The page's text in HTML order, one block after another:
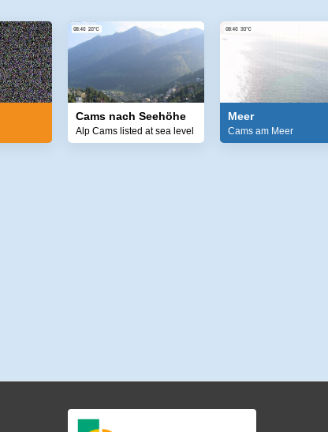
Cams nach Seehöhe
Alp Cams listed at sea level
Meer
Cams am Meer